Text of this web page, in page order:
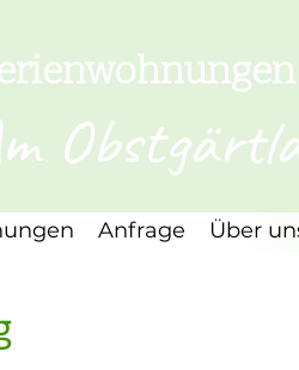
Anfrage Über